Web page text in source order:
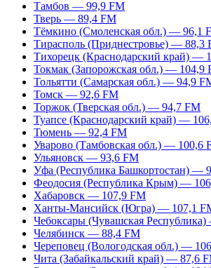
Тамбов — 99,9 FM
Тверь — 89,4 FM
Тёмкино (Смоленская обл.) — 96,1
Тирасполь (Приднестровье) — 88,3
Тихорецк (Краснодарский край) —
Токмак (Запорожская обл.) — 104,9
Тольятти (Самарская обл.) — 94,9
Томск — 92,6 FM
Торжок (Тверская обл.) — 94,7 FM
Туапсе (Краснодарский край) —
Тюмень — 92,4 FM
Уварово (Тамбовская обл.) — 100,6
Ульяновск — 93,6 FM
Уфа (Республика Башкортостан) —
Феодосия (Республика Крым) —
Хабаровск — 107,9 FM
Ханты-Мансийск (Югра) — 107,1
Чебоксары (Чувашская
Челябинск — 88,4 FM
Череповец (Вологодская обл.) —
Чита (Забайкальский край) — 87,6